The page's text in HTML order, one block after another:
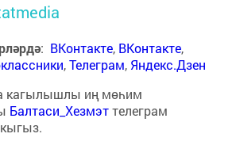
: ВКонтакте, ВКонтакте,
,Телеграм, Яндекс.Дзен
кагылышлы иң мөһим
Балтаси_Хезмэттелеграм